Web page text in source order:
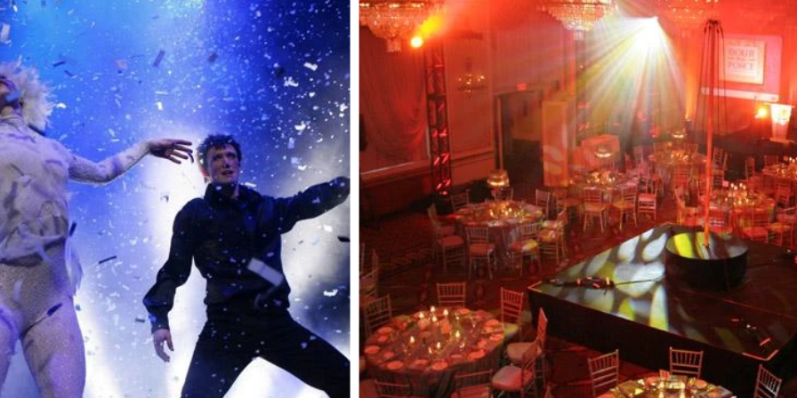
Industries clés
Événements sportifs
Écoresponsabilité
événementielle
Services et outils
Dernières nouvelles